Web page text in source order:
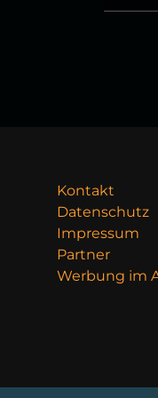
Kontakt
Datenschutz
Impressum
Partner
Werbung im